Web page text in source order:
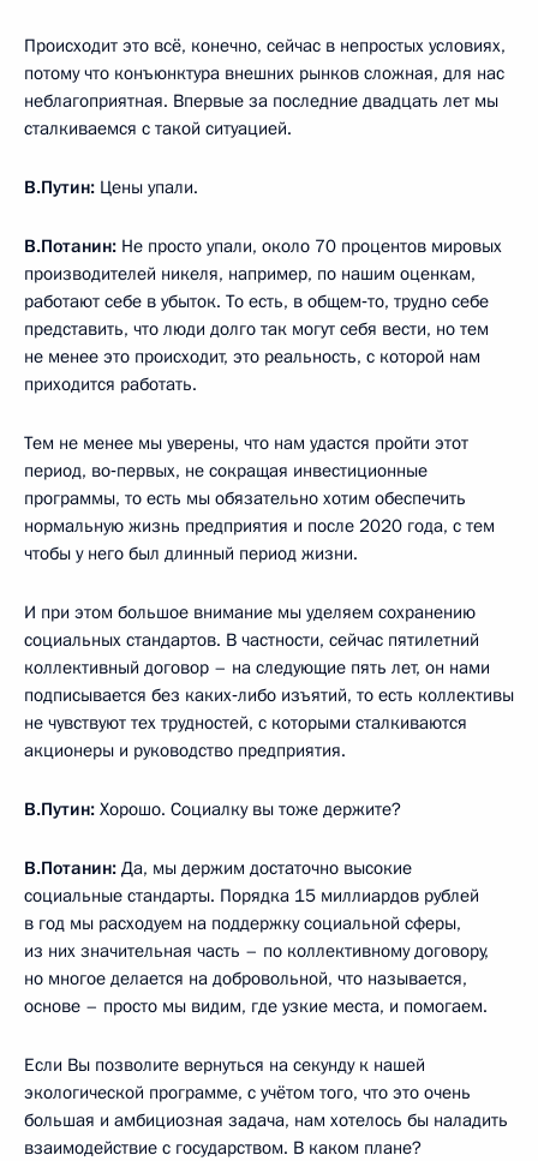
Происходит это всё, конечно, сейчас в непростых условиях,
потому что конъюнктура внешних рынков сложная, для нас
неблагоприятная. Впервые за последние двадцать лет мы
сталкиваемся с такой ситуацией.
В.Путин: Цены упали.
В.Потанин: Не просто упали, около 70 процентов мировых
производителей никеля, например, по нашим оценкам,
работают себе в убыток. То есть, в общем‑то, трудно себе
представить, что люди долго так могут себя вести, но тем
не менее это происходит, это реальность, с которой нам
приходится работать.
Тем не менее мы уверены, что нам удастся пройти этот
период, во‑первых, не сокращая инвестиционные
программы, то есть мы обязательно хотим обеспечить
нормальную жизнь предприятия и после 2020 года, с тем
чтобы у него был длинный период жизни.
И при этом большое внимание мы уделяем сохранению
социальных стандартов. В частности, сейчас пятилетний
коллективный договор – на следующие пять лет, он нами
подписывается без каких‑либо изъятий, то есть коллективы
не чувствуют тех трудностей, с которыми сталкиваются
акционеры и руководство предприятия.
В.Путин: Хорошо. Социалку вы тоже держите?
В.Потанин: Да, мы держим достаточно высокие
социальные стандарты. Порядка 15 миллиардов рублей
в год мы расходуем на поддержку социальной сферы,
из них значительная часть – по коллективному договору,
но многое делается на добровольной, что называется,
основе – просто мы видим, где узкие места, и помогаем.
Если Вы позволите вернуться на секунду к нашей
экологической программе, с учётом того, что это очень
большая и амбициозная задача, нам хотелось бы наладить
взаимодействие с государством. В каком плане?